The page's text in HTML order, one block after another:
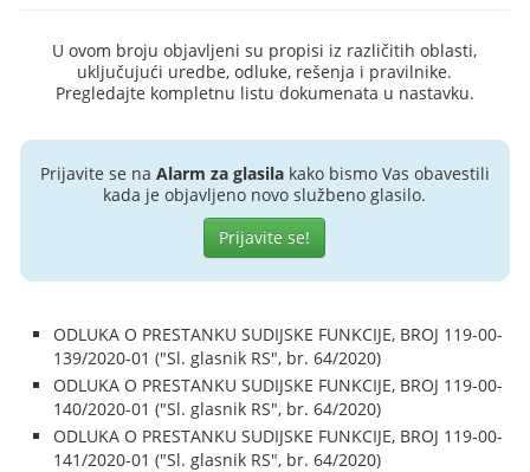
U ovom broju objavljeni su propisi iz različitih oblasti,
uključujući uredbe, odluke, rešenja i pravilnike.
Pregledajte kompletnu listu dokumenata u nastavku.
Prijavite se na Alarm za glasilakako bismo Vas obavestili
kada je objavljeno novo službeno glasilo.
Prijavite se!
ODLUKA O PRESTANKU SUDIJSKE FUNKCIJE, BROJ 119-00-
139/2020-01 ("Sl. glasnik RS", br. 64/2020)
ODLUKA O PRESTANKU SUDIJSKE FUNKCIJE, BROJ 119-00-
140/2020-01 ("Sl. glasnik RS", br. 64/2020)
ODLUKA O PRESTANKU SUDIJSKE FUNKCIJE, BROJ 119-00-
141/2020-01 ("Sl. glasnik RS", br. 64/2020)